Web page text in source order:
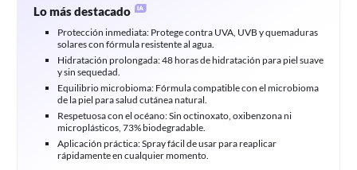
Lo más destacado
Protección inmediata: Protege contra UVA, UVB y quemaduras
solares con fórmula resistente al agua.
Hidratación prolongada: 48 horas de hidratación para piel suave
y sin sequedad.
Equilibrio microbioma: Fórmula compatible con el microbioma
de la piel para salud cutánea natural.
Respetuosa con el océano: Sin octinoxato, oxibenzona ni
microplásticos, 73% biodegradable.
Aplicación práctica: Spray fácil de usar para reaplicar
rápidamente en cualquier momento.